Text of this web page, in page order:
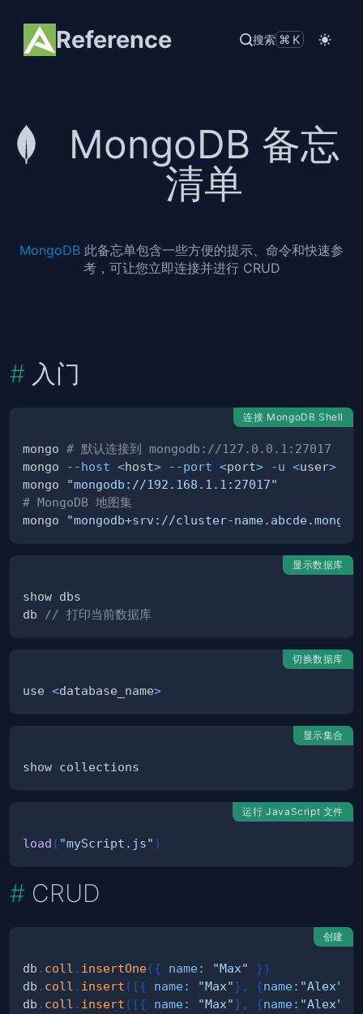
Reference 搜索 ⌘K
MongoDB 备忘
清单
MongoDB 此备忘单包含一些方便的提示、命令和快速参
考，可让您立即连接并进行 CRUD
入门
连接 MongoDB Shell
mongo # 默认连接到 mongodb://127.0.0.1:27017
mongo
--host <host> --port <port> -u <user>
mongo
"mongodb://192.168.1.1:27017"
# MongoDB 地图集
mongo
"mongodb+srv://cluster-
显示数据库
db
// 打印当前数据库
切换数据库
use <database_name>
显示集合
运行 JavaScript 文件
load ( "myScript.js" )
CRUD
创建
db . coll . insertOne({ name: "Max" })
db . coll . insert ( [{ name: "Max"} , {name: "Alex"
db . coll . insert ( [{ name: "Max"} , {name: "Alex"